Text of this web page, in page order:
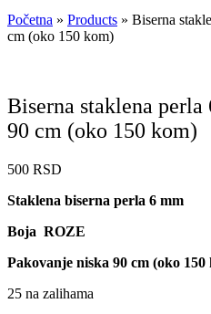
Početna » Products » Biserna
cm (oko 150 kom)
Biserna staklena
90 cm (oko 150 kom)
500 RSD
Staklena biserna perla 6 mm
Boja ROZE
Pakovanje niska 90 cm (oko 150
25 na zalihama